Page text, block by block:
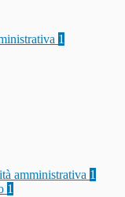
1
amministrativa 1
1